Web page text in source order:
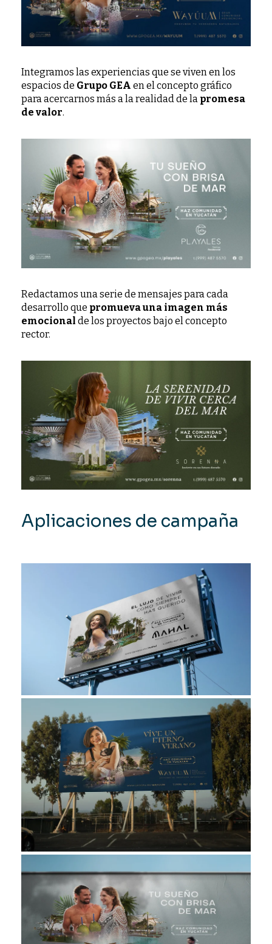
Integramos las experiencias que se viven en los
espacios de Grupo GEA en el concepto gráfico
para acercarnos más a la realidad de la promesa
de valor.
Redactamos una serie de mensajes para cada
desarrollo que promueva una imagen más
emocional de los proyectos bajo el concepto
rector.
Aplicaciones de campaña